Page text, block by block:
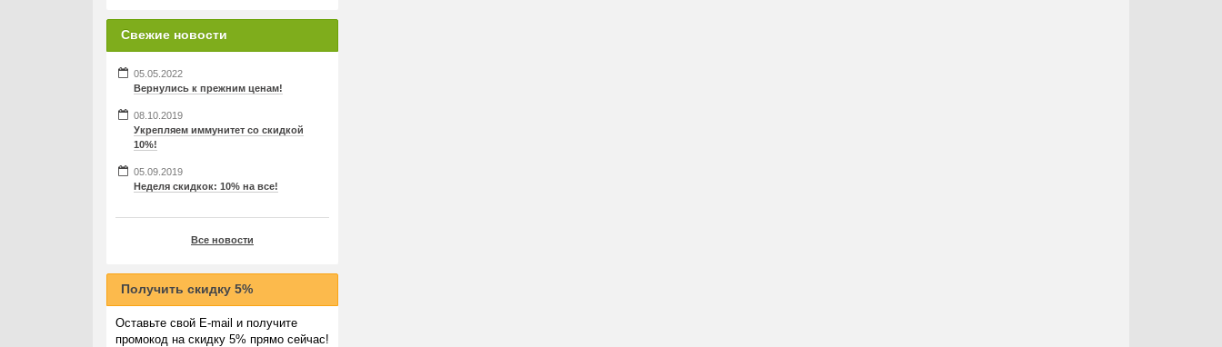
Свежие новости
05.05.2022
Вернулись к прежним ценам!
08.10.2019
Укрепляем иммунитет со скидкой
10%!
05.09.2019
Неделя скидкок: 10% на все!
Все новости
Получить скидку 5%
Оставьте свой E-mail и получите
промокод на скидку 5% прямо сейчас!